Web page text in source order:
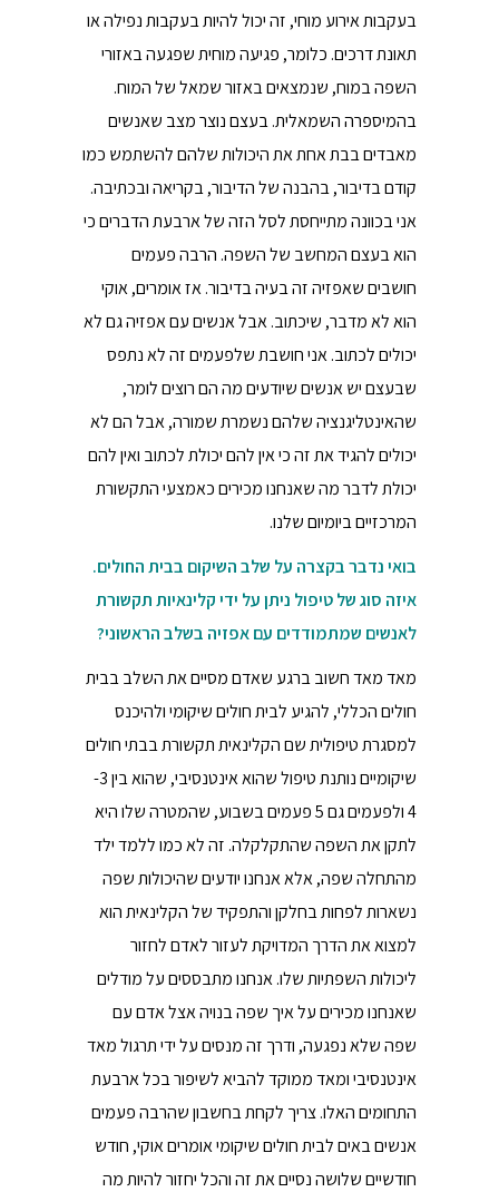
בעקבות אירוע מוחי, זה יכול להיות בעקבות נפילה או
תאונת דרכים. כלומר, פגיעה מוחית שפגעה באזורי
השפה במוח, שנמצאים באזור שמאל של המוח.
בהמיספרה השמאלית. בעצם נוצר מצב שאנשים
מאבדים בבת אחת את היכולות שלהם להשתמש כמו
קודם בדיבור, בהבנה של הדיבור, בקריאה ובכתיבה.
אני בכוונה מתייחסת לסל הזה של ארבעת הדברים כי
הוא בעצם המחשב של השפה. הרבה פעמים
חושבים שאפזיה זה בעיה בדיבור. אז אומרים, אוקי
הוא לא מדבר, שיכתוב. אבל אנשים עם אפזיה גם לא
יכולים לכתוב. אני חושבת שלפעמים זה לא נתפס
שבעצם יש אנשים שיודעים מה הם רוצים לומר,
שהאינטליגנציה שלהם נשמרת שמורה, אבל הם לא
יכולים להגיד את זה כי אין להם יכולת לכתוב ואין להם
יכולת לדבר מה שאנחנו מכירים כאמצעי התקשורת
המרכזיים ביומיום שלנו.
בואי נדבר בקצרה על שלב השיקום בבית החולים.
איזה סוג של טיפול ניתן על ידי קלינאיות תקשורת
לאנשים שמתמודדים עם אפזיה בשלב הראשוני?
מאד מאד חשוב ברגע שאדם מסיים את השלב בבית
חולים הכללי, להגיע לבית חולים שיקומי ולהיכנס
למסגרת טיפולית שם הקלינאית תקשורת בבתי חולים
שיקומיים נותנת טיפול שהוא אינטנסיבי, שהוא בין 3-
4 ולפעמים גם 5 פעמים בשבוע, שהמטרה שלו היא
לתקן את השפה שהתקלקלה. זה לא כמו ללמד ילד
מהתחלה שפה, אלא אנחנו יודעים שהיכולות שפה
נשארות לפחות בחלקן והתפקיד של הקלינאית הוא
למצוא את הדרך המדויקת לעזור לאדם לחזור
ליכולות השפתיות שלו. אנחנו מתבססים על מודלים
שאנחנו מכירים על איך שפה בנויה אצל אדם עם
שפה שלא נפגעה, ודרך זה מנסים על ידי תרגול מאד
אינטנסיבי ומאד ממוקד להביא לשיפור בכל ארבעת
התחומים האלו. צריך לקחת בחשבון שהרבה פעמים
אנשים באים לבית חולים שיקומי אומרים אוקי, חודש
חודשיים שלושה נסיים את זה והכל יחזור להיות מה